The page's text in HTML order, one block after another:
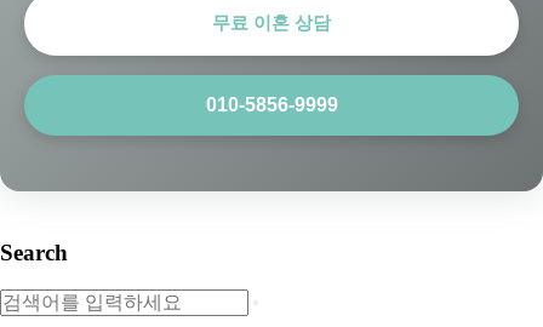
무료 이혼 상담
010-5856-9999
Search